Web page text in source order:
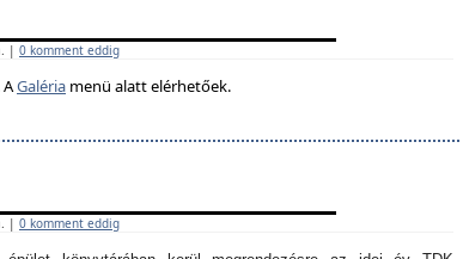
| 0 komment eddig
AGaléria menü alatt elérhetőek.
| 0 komment eddig